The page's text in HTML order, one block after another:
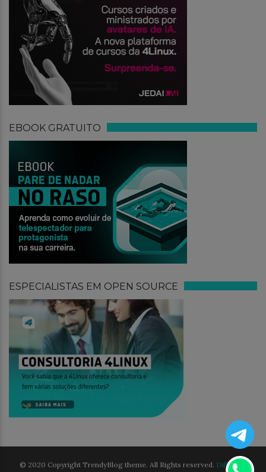
EBOOK GRATUITO
ESPECIALISTAS EM OPEN SOURCE
© 2020 Copyright TrendyBlog theme. All Rights reserved. Different